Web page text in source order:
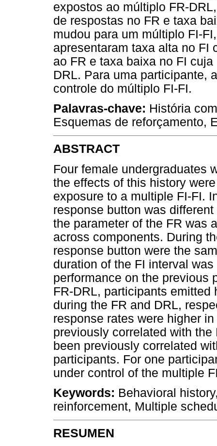
expostos ao múltiplo FR-
de respostas no FR e taxa
mudou para um múltiplo FI-
apresentaram taxa alta no FI
ao FR e taxa baixa no FI
DRL. Para uma participante,
controle do múltiplo FI-FI.
Palavras-chave: História
Esquemas de reforçamento,
ABSTRACT
Four female undergraduates
the effects of this history
exposure to a multiple FI-FI.
response button was
the parameter of the FR was
across components. During
response button were the
duration of the FI interval
performance on the previous
FR-DRL, participants
during the FR and DRL,
response rates were higher
previously correlated with
been previously correlated
participants. For one
under control of the multiple
Keywords: Behavioral
reinforcement, Multiple
RESUMEN